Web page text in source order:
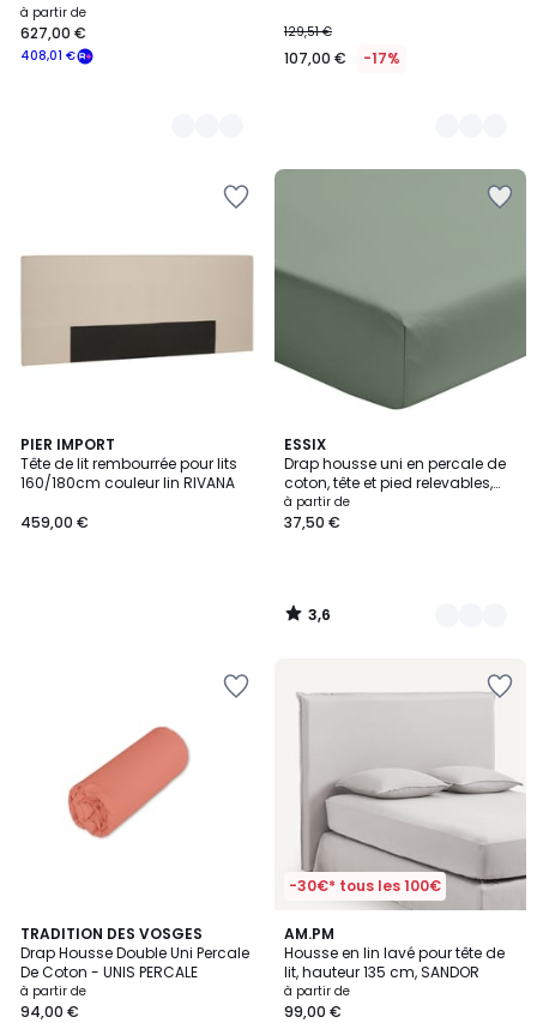
à partir de
408,01 €
627,00 € 129,51 €
107,00 € -17%
PIER IMPORT
Tête de lit rembourrée pour lits
160/180cm couleur lin RIVANA
459,00 €
ESSIX
Drap housse uni en percale de
coton, tête et pied relevables,
bonnet de 30cm, PREMIÈRE
à partir de
37,50 €
3,6
/ 5
11
Couleurs
3,6
/
TRADITION DES VOSGES
Drap Housse Double Uni Percale
De Coton - UNIS PERCALE
à partir de
94,00 €
4,5
/ 5
27
Couleurs
-30€* tous les 100€
AM.PM
Housse en lin lavé pour tête de
lit, hauteur 135 cm, SANDOR
à partir de
99,00 €
4,6
/ 5
3
Couleurs